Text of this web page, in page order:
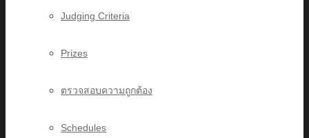
Judging Criteria
Prizes
ตรวจสอบความถูกต้อง
Schedules